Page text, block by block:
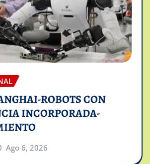
ROBOTS CON
INCORPORADA-
Ago 6, 2026